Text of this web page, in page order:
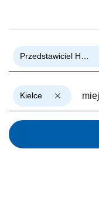
Kielce